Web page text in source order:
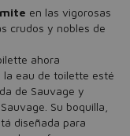
en las vigorosas
crudos y nobles de
ahora
la eau de toilette esté
de Sauvage y
Su boquilla,
diseñada para